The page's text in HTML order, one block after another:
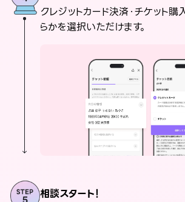
クレジットカード決済・チケット購
らかを選択いただけます。
相談スタート！